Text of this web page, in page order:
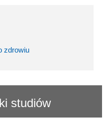
zdrowiu
studiów